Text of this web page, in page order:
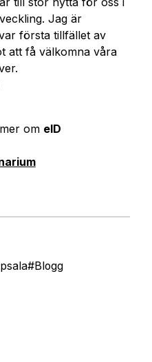
Jag är
första tillfället av
att få välkomna våra
om eID
#Blogg